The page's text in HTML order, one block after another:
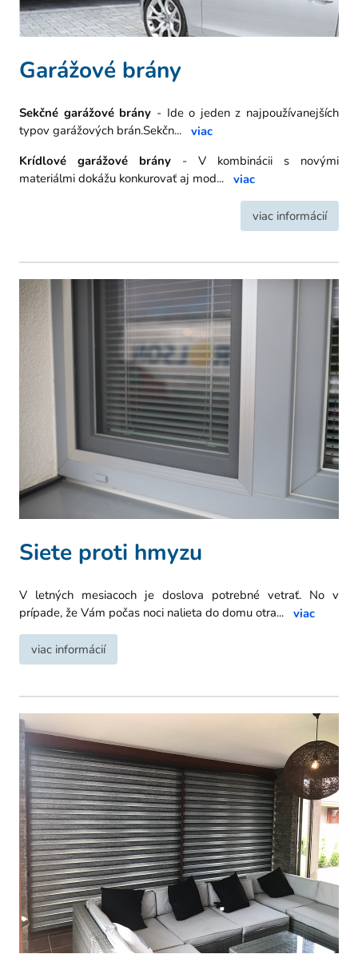
Garážové brány
Sekčné garážové brány - Ide o jeden z najpoužívanejších
typov garážových brán.Sekčn... viac
Krídlové garážové brány- V kombinácii s novými
materiálmi dokážu konkurovať aj mod... viac
viac informácií
Siete proti hmyzu
V letných mesiacoch je doslova potrebné vetrať. No v
prípade, že Vám počas noci nalieta do domu otra... viac
viac informácií